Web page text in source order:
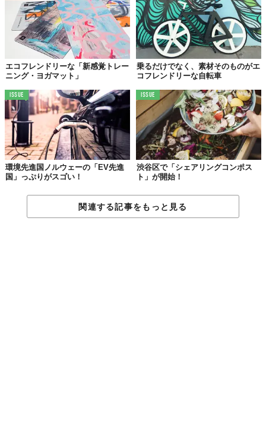
エコフレンドリーな「新感覚トレー
ニング・ヨガマット」
乗るだけでなく、素材そのものがエ
コフレンドリーな自転車
ISSUE
環境先進国ノルウェーの「EV先進
国」っぷりがスゴい！
ISSUE
渋谷区で「シェアリングコンポス
ト」が開始！
関連する記事をもっと見る